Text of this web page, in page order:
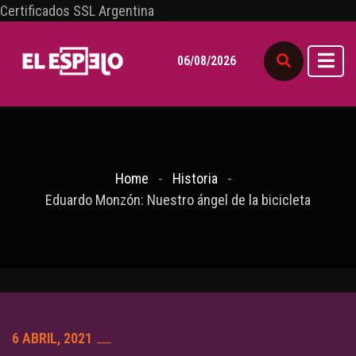
Certificados SSL Argentina
06/08/2026
Home
Historia
Eduardo Monzón: Nuestro ángel de la bicicleta
6 ABRIL, 2021